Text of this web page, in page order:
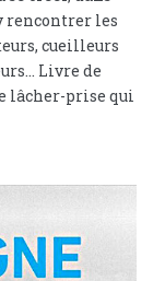
rencontrer les
cueilleurs
Livre de
lâcher-prise qui